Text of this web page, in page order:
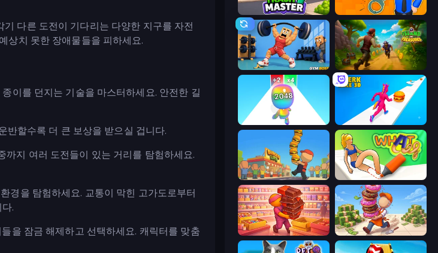
다른 도전이 기다리는 다양한 지구를 자전
상치 못한 장애물들을 피하세요.
이를 던지는 기술을 마스터하세요. 안전한 길
반할수록 더 큰 보상을 받으실 겁니다.
지 여러 도전들이 있는 거리를 탐험하세요.
경을 탐험하세요. 교통이 막힌 고가도로부터
.
을 잠금 해제하고 선택하세요. 캐릭터를 맞춤
Trash Master Police Evolution Idle
Gym Boss Island of Treasures
Man Runner 2048 Twerk Race 3D
Burger Life What a Leg
Candy Packing Store Donut Place